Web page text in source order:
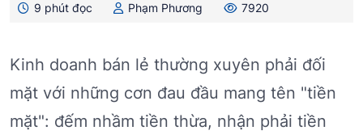
9 phút đọc
Phạm Phương 7920
Kinh doanh bán lẻ thường xuyên phải đối
mặt với những cơn đau đầu mang tên "tiền
mặt": đếm nhầm tiền thừa, nhận phải tiền